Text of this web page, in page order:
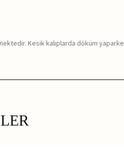
Kesik kalıplarda döküm